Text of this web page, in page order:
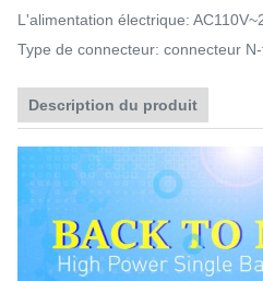
L'alimentation électrique:
Type de connecteur: connecteur N-
Description du produit